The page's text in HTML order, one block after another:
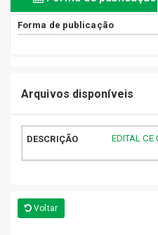
Forma de publicação
Arquivos disponíveis
EDITAL
Voltar